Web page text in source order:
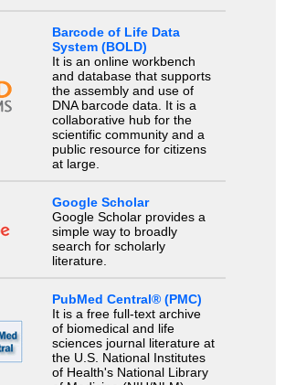
Barcode of Life Data
System (BOLD)
It is an online workbench
and database that supports
the assembly and use of
DNA barcode data. It is a
collaborative hub for the
scientific community and a
public resource for citizens
at large.
Google Scholar
Google Scholar provides a
simple way to broadly
search for scholarly
literature.
PubMed Central® (PMC)
It is a free full-text archive
of biomedical and life
sciences journal literature at
the U.S. National Institutes
of Health's National Library